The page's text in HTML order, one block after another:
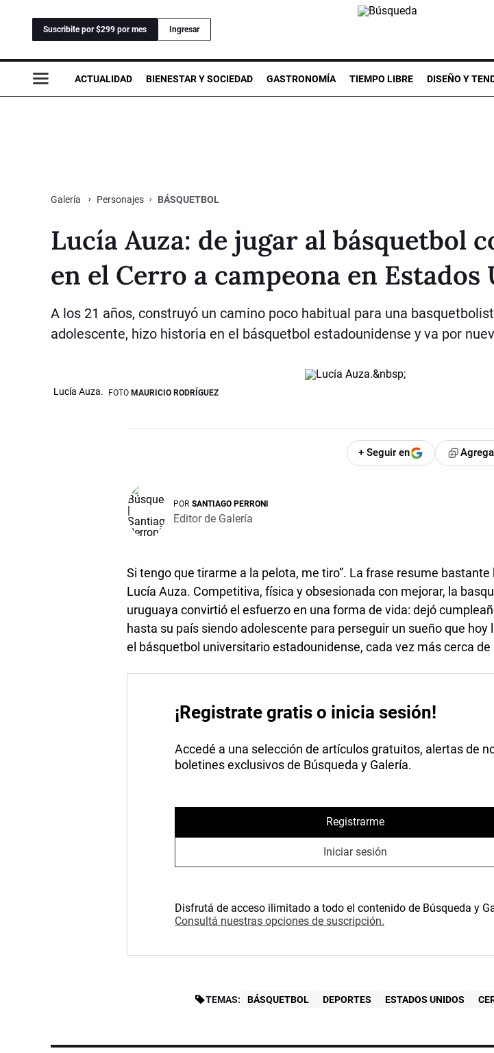
Suscribite por $299 por mes Ingresar
ACTUALIDAD BIENESTAR Y SOCIEDAD GASTRONOMÍA TIEMPO LIBRE DISEÑO Y
Galería Personajes BÁSQUETBOL
Lucía Auza: de jugar al básquetbol
en el Cerro a campeona en Estados
A los 21 años, construyó un camino poco habitual para una
adolescente, hizo historia en el básquetbol estadounidense y va por
Lucía Auza. FOTO MAURICIO RODRÍGUEZ
+ Seguir en
POR SANTIAGO PERRONI
Editor de Galería
Si tengo que tirarme a la pelota, me tiro”. La frase resume bastante
Lucía Auza. Competitiva, física y obsesionada con mejorar, la
uruguaya convirtió el esfuerzo en una forma de vida: dejó
hasta su país siendo adolescente para perseguir un sueño que hoy
el básquetbol universitario estadounidense, cada vez más cerca de
¡Registrate gratis o inicia sesión!
Accedé a una selección de artículos gratuitos, alertas de
boletines exclusivos de Búsqueda y Galería.
Registrarme
Iniciar sesión
Disfrutá de acceso ilimitado a todo el contenido de Búsqueda y
Consultá nuestras opciones de suscripción.
TEMAS: BÁSQUETBOL DEPORTES ESTADOS UNIDOS